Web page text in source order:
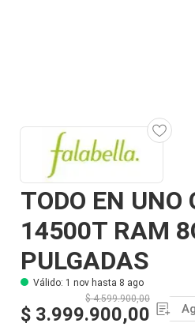
TODO EN
14500T RAM
PULGADAS
Válido: 1 nov hasta 8 ago
$ 4.599.900,00
$ 3.999.900,00